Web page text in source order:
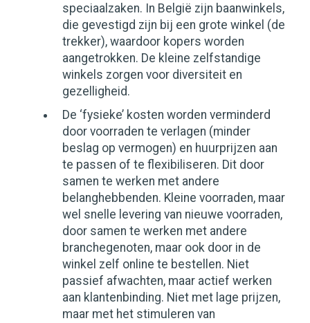
speciaalzaken. In België zijn baanwinkels,
die gevestigd zijn bij een grote winkel (de
trekker), waardoor kopers worden
aangetrokken. De kleine zelfstandige
winkels zorgen voor diversiteit en
gezelligheid.
De ‘fysieke’ kosten worden verminderd
door voorraden te verlagen (minder
beslag op vermogen) en huurprijzen aan
te passen of te flexibiliseren. Dit door
samen te werken met andere
belanghebbenden. Kleine voorraden, maar
wel snelle levering van nieuwe voorraden,
door samen te werken met andere
branchegenoten, maar ook door in de
winkel zelf online te bestellen. Niet
passief afwachten, maar actief werken
aan klantenbinding. Niet met lage prijzen,
maar met het stimuleren van